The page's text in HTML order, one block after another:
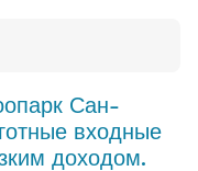
Сан-
входные
доходом.​​